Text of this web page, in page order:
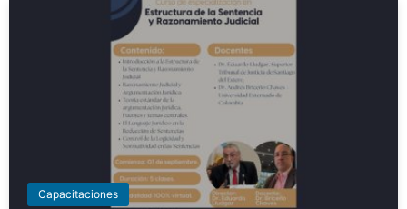
Capacitaciones